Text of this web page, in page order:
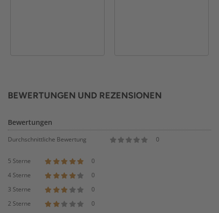
BEWERTUNGEN UND REZENSIONEN
Bewertungen
Durchschnittliche Bewertung 0
5 Sterne
0
4 Sterne
0
3 Sterne
0
2 Sterne
0